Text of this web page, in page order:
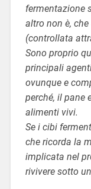
fermentazione
altro non è,
(controllata
Sono proprio
principali
ovunque e
perché, il pane
alimenti vivi.
Se i cibi
che ricorda la
implicata nel
rivivere sotto